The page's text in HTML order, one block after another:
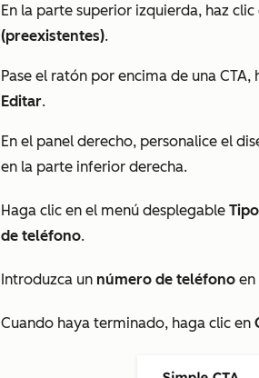
En la parte superior izquierda, haz clic
(preexistentes).
Pase el ratón por encima de una
Editar.
En el panel derecho, personalice el
en la parte inferior derecha.
Haga clic en el menú desplegable
de teléfono.
Introduzca un número de teléfono en
Cuando haya terminado, haga clic en